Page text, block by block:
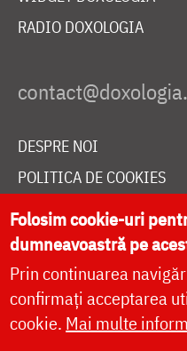
RADIO DOXOLOGIA
DESPRE NOI
POLITICA DE COOKIES
DONEAZĂ ONLINE
LIVE
Folosim cookie-uri
dumneavoastră pe
Prin continuarea
confirmați acceptarea
cookie. Mai multe